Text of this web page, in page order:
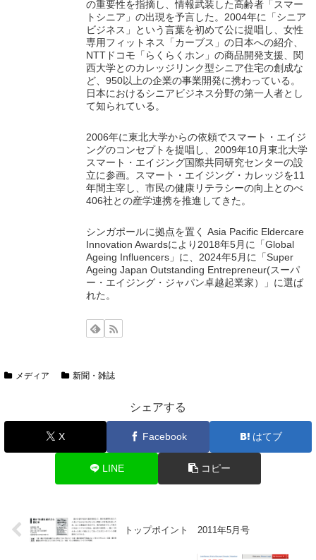
の重要性を指摘し、情報武装した高齢者「スマー
トシニア」の出現を予言した。2004年に「シニア
ビジネス」という言葉を初めて公に提唱し、女性
専用フィットネス「カーブス」の日本への紹介、
NTTドコモ「らくらくホン」の商品開発支援、関
西大学とのカレッジリンク型シニア住宅の創成な
ど、950以上の企業の事業開発に携わっている。
日本におけるシニアビジネス分野の第一人者とし
て知られている。
2006年に東北大学からの依頼でスマート・エイジ
ングのコンセプトを提唱し、2009年10月東北大学
スマート・エイジング国際共同研究センターの設
立に参画。スマート・エイジング・カレッジを11
年間主宰し、市民の健康リテラシーの向上とのべ
406社との産学連携を推進してきた。
シンガポールに拠点を置く Asia Pacific Eldercare
Innovation Awardsにより2018年5月に「Global
Ageing Influencers」に、2024年5月に「Super
Ageing Japan Outstanding Entrepreneur(スーパ
ー・エイジング・ジャパン卓越起業家）」に選ば
れた。
メディア 新聞・雑誌
シェアする
X Facebook はてブ
LINE コピー
トップポイント 2011年5月号